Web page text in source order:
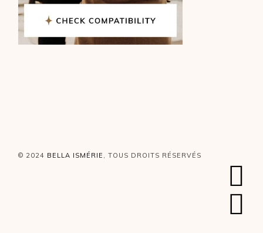
© 2024 BELLA ISMÉRIE , TOUS DROITS RÉSERVÉS